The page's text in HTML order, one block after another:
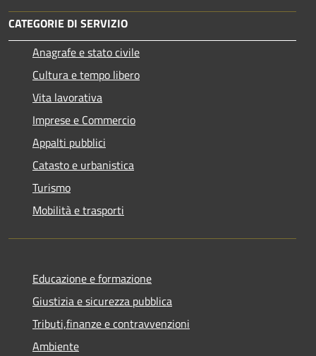
CATEGORIE DI SERVIZIO
Anagrafe e stato civile
Cultura e tempo libero
Vita lavorativa
Imprese e Commercio
Appalti pubblici
Catasto e urbanistica
Turismo
Mobilità e trasporti
Educazione e formazione
Giustizia e sicurezza pubblica
Tributi,finanze e contravvenzioni
Ambiente